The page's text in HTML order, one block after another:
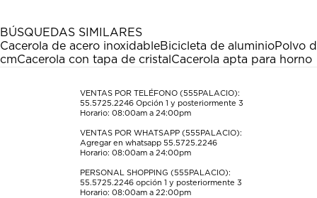
estrella
Esta
acción
abrirá
formulario
estrellas.
Esta
acción
abrirá
formulario
de
estrellas.
Esta
acción
abrirá
formulario
de
estrellas.
Esta
acción
abrirá
formulario
de
Esta
acción
abrirá
formulario
de
envío.
BÚSQUEDAS SIMILARES
Cacerola de acero inoxidableBicicleta de aluminioPolvo
cmCacerola con tapa de cristal Cacerola apta para horno
VENTAS POR TELÉFONO (555PALACIO):
55.5725.2246 Opción 1 y posteriormente 3
Horario: 08:00am a 24:00pm
VENTAS POR WHATSAPP (555PALACIO):
Agregar en whatsapp 55.5725.2246
Horario: 08:00am a 24:00pm
PERSONAL SHOPPING (555PALACIO):
55.5725.2246 opción 1 y posteriormente 3
Horario: 08:00am a 22:00pm